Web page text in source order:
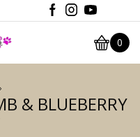
0
& BLUEBERRY